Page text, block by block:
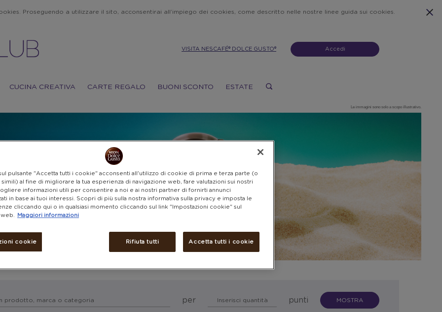
Proseguendo a utilizzare il sito, acconsentirai all’impiego dei cookies, come descritto nelle nostre linee guida sui cookies.
VISITA NESCAFÉ® DOLCE GUSTO® Accedi
CUCINA CREATIVA CARTE REGALO BUONI SCONTO ESTATE
Le immagini sono solo a scopo illustrativo.
abbiamo i premi giusti per
estate!
FANTASTICI PREMI
IL TUO PROGRAMMA FEDELTÀ
per punti MOSTRA
pulsante "Accetta tutti i cookie" acconsenti all'utilizzo di cookie di prima e terza parte (o
al fine di migliorare la tua esperienza di navigazione web, fare valutazioni sui nostri
informazioni utili per consentire a noi e ai nostri partner di fornirti annunci
in base ai tuoi interessi. Scopri di più sulla nostra informativa sulla privacy e imposta le
cliccando qui o in qualsiasi momento cliccando sul link "Impostazioni cookie" sul
Maggiori informazioni
Rifiuta tutti Accetta tutti i cookie
cookie